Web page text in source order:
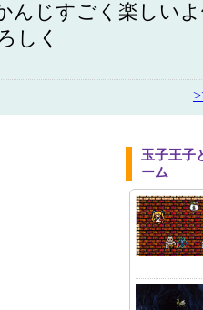
んじすごく楽しい
しく
玉子王子
ーム